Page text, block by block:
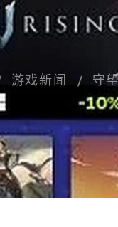
游戏新闻 守